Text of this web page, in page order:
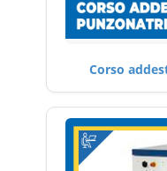
Corso